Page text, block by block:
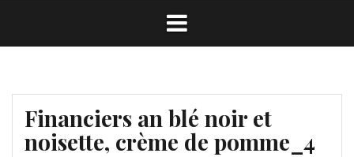
Financiers an blé noir et
noisette, crème de pomme_4